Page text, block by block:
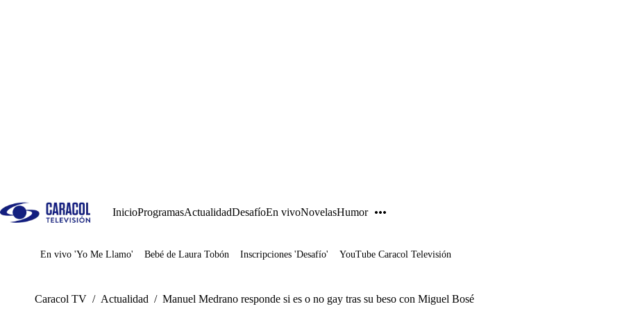
InicioProgramasActualidadDesafíoEn vivoNovelasHumor
Juegos
En vivo 'Yo Me Llamo' Bebé de Laura Tobón Inscripciones 'Desafío' YouTube Caracol Televisión
Caracol TV / Actualidad / Manuel Medrano responde si es o no gay tras su beso con Miguel Bosé